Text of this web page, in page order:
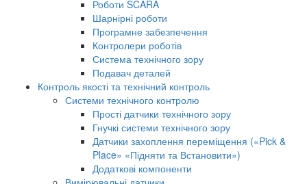
Роботи SCARA
Шарнірні роботи
Програмне забезпечення
Контролери роботів
Система технічного зору
Подавач деталей
Контроль якості та технічний контроль
Системи технічного контролю
Прості датчики технічного зору
Гнучкі системи технічного зору
Датчики захоплення переміщення («Pick &
Place» «Підняти та Встановити»)
Додаткові компоненти